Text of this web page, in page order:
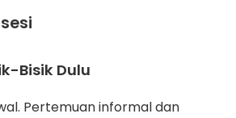
Bisik Dulu
Pertemuan informal dan